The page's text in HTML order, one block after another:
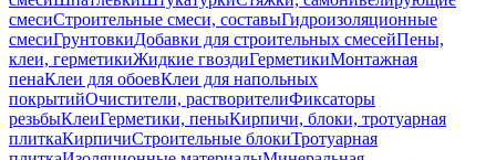
смесиСтроительные смеси, составыГидроизоляционные
смесиГрунтовкиДобавки для строительных смесейПены,
клеи, герметикиЖидкие гвоздиГерметикиМонтажная
пенаКлеи для обоевКлеи для напольных
покрытийОчистители, растворителиФиксаторы
резьбыКлеиГерметики, пеныКирпичи, блоки, тротуарная
плиткаКирпичиСтроительные блокиТротуарная